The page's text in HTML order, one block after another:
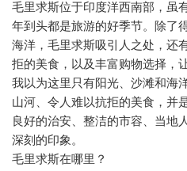
毛里求斯位于印度洋西南部，虽
年到头都是旅游的好季节。除了
海洋，毛里求斯吸引人之处，还
拒的美食，以及丰富购物选择，
我以为这里只有阳光、沙滩和海
山河、令人难以抗拒的美食，并
良好的治安、整洁的市容、当地
深刻的印象。
毛里求斯在哪里？